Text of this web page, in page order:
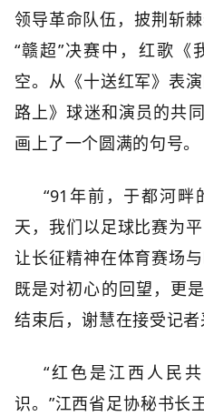
领导革命队伍，披荆斩
“赣超”决赛中，红歌《
空。从《十送红军》表
路上》球迷和演员的共
画上了一个圆满的句号。
“91年前，于都河畔
天，我们以足球比赛为
让长征精神在体育赛场
既是对初心的回望，更
结束后，谢慧在接受记者
“红色是江西人民
识。”江西省足协秘书长